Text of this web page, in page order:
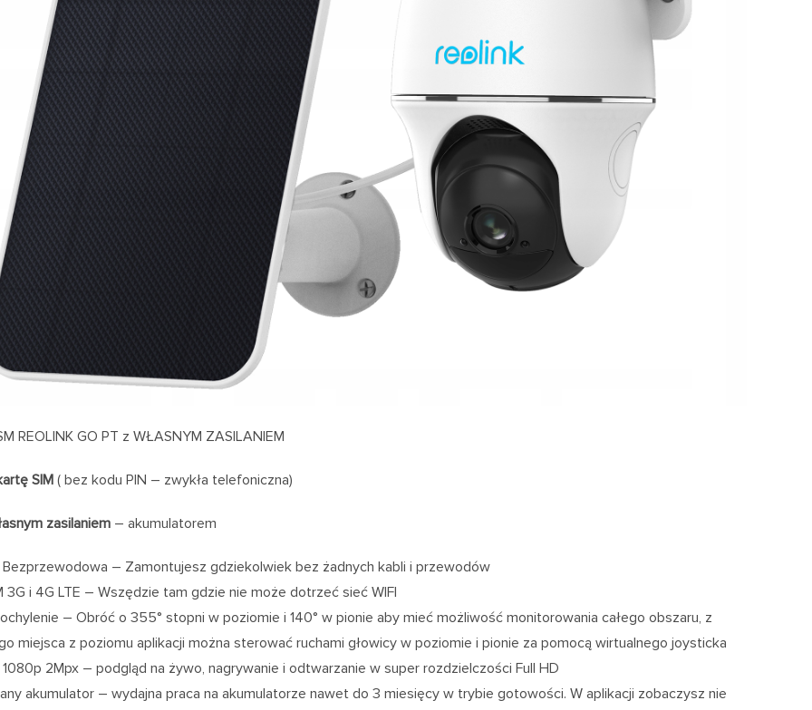
REOLINK GO PT z WŁASNYM ZASILANIEM
SIM ( bez kodu PIN – zwykła telefoniczna)
zasilaniem – akumulatorem
Bezprzewodowa – Zamontujesz gdziekolwiek bez żadnych kabli i przewodów
3G i 4G LTE – Wszędzie tam gdzie nie może dotrzeć sieć WIFI
– Obróć o 355° stopni w poziomie i 140° w pionie aby mieć możliwość monitorowania całego obszaru, z
miejsca z poziomu aplikacji można sterować ruchami głowicy w poziomie i pionie za pomocą wirtualnego joysticka
1080p 2Mpx – podgląd na żywo, nagrywanie i odtwarzanie w super rozdzielczości Full HD
akumulator – wydajna praca na akumulatorze nawet do 3 miesięcy w trybie gotowości. W aplikacji zobaczysz nie